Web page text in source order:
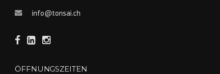
info@tonsai.ch
ÖFFNUNGSZEITEN